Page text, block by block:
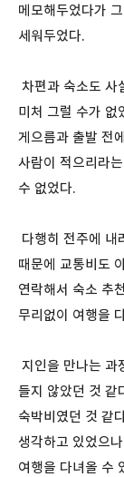
메모해두었다가
세워두었다.
차편과 숙소도 사
미처 그럴 수가 없
게으름과 출발 전
사람이 적으리라
수 없었다.
다행히 전주에 내
때문에 교통비도
연락해서 숙소 추
무리없이 여행을
지인을 만나는 과
들지 않았던 것 같
숙박비였던 것 같
생각하고 있었으
여행을 다녀올 수